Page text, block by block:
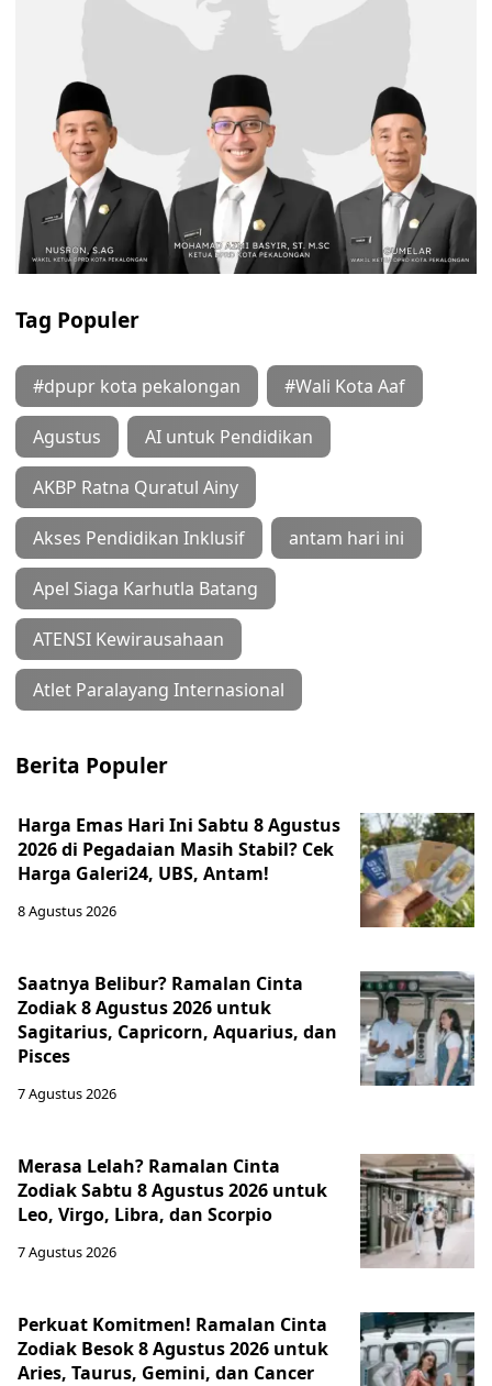
Tag Populer
#dpupr kota pekalongan #Wali Kota Aaf
Agustus AI untuk Pendidikan
AKBP Ratna Quratul Ainy
Akses Pendidikan Inklusif antam hari ini
Apel Siaga Karhutla Batang
ATENSI Kewirausahaan
Atlet Paralayang Internasional
Berita Populer
Harga Emas Hari Ini Sabtu 8 Agustus
2026 di Pegadaian Masih Stabil? Cek
Harga Galeri24, UBS, Antam!
8 Agustus 2026
Saatnya Belibur? Ramalan Cinta
Zodiak 8 Agustus 2026 untuk
Sagitarius, Capricorn, Aquarius, dan
Pisces
7 Agustus 2026
Merasa Lelah? Ramalan Cinta
Zodiak Sabtu 8 Agustus 2026 untuk
Leo, Virgo, Libra, dan Scorpio
7 Agustus 2026
Perkuat Komitmen! Ramalan Cinta
Zodiak Besok 8 Agustus 2026 untuk
Aries, Taurus, Gemini, dan Cancer